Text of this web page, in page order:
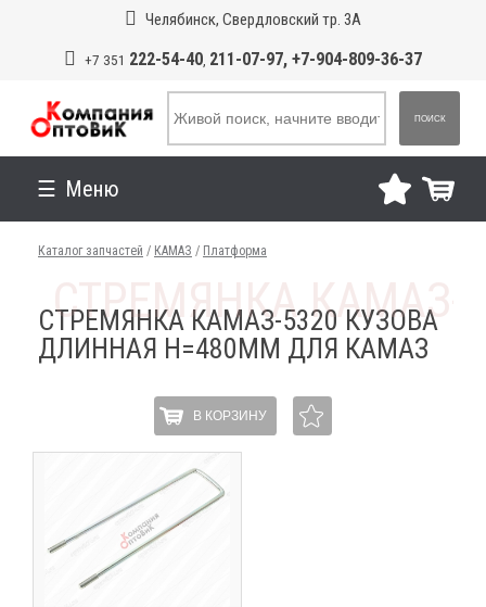
Челябинск, Свердловский тр. 3А
+7 351 222-54-40, 211-07-97, +7-904-809-36-37
ПОИСК
Меню
Каталог запчастей / КАМАЗ / Платформа
СТРЕМЯНКА КАМАЗ-5320 КУЗОВА
ДЛИННАЯ H=480ММ ДЛЯ КАМАЗ
В КОРЗИНУ